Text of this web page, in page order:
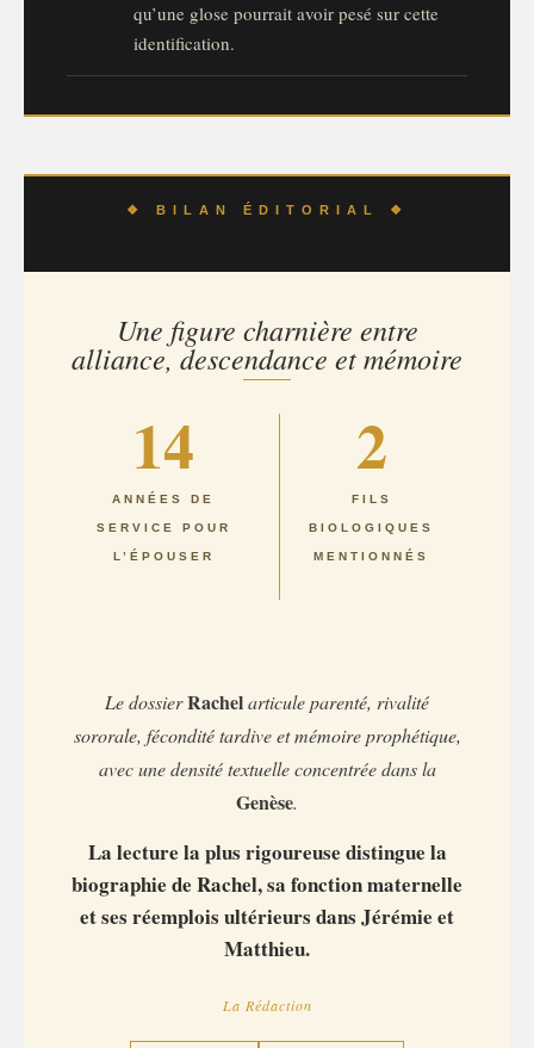
qu’une glose pourrait avoir pesé sur cette
identification.
❖ BILAN ÉDITORIAL ❖
Une figure charnière entre
alliance, descendance et mémoire
14
ANNÉES DE
SERVICE POUR
L’ÉPOUSER
2
FILS
BIOLOGIQUES
MENTIONNÉS
Le dossierRachelarticule parenté, rivalité
sororale, fécondité tardive et mémoire prophétique,
avec une densité textuelle concentrée dans la
Genèse.
La lecture la plus rigoureuse distingue la
biographie de Rachel, sa fonction maternelle
et ses réemplois ultérieurs dans Jérémie et
Matthieu.
La Rédaction